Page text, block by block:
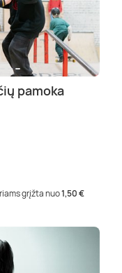
pamoka
grįžta nuo1,50 €